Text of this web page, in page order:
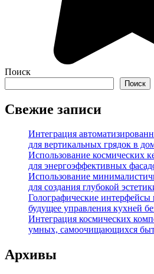
Поиск
Поиск
Свежие записи
Интеграция
для вертикальных грядок в
Использование космических
для энергоэффективных
Использование
для создания глубокой
Голографические интерфейсы
будущее управления кухней
Интеграция космических
умных, самоочищающихся
Архивы